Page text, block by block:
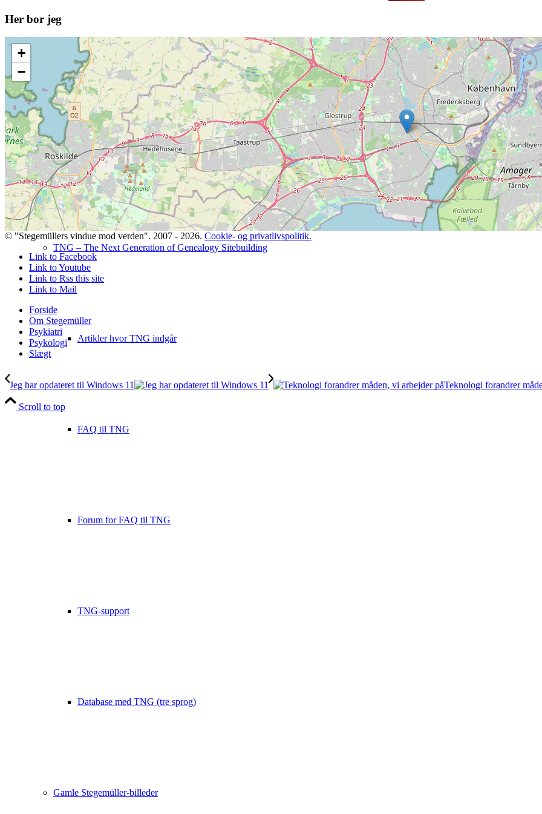
Bidrag selv til Sprogdatabasen
SLÆGT
TNG – The Next Generation of Genealogy Sitebuilding
Artikler hvor TNG indgår
FAQ til TNG
Forum for FAQ til TNG
TNG-support
Database med TNG (tre sprog)
Gamle Stegemüller-billeder
Her bor jeg
+
−
© "Stegemüllers vindue mod verden". 2007 - 2026. Cookie- og privatlivspolitik.
Link to Facebook
Link to Youtube
Link to Rss this site
Link to Mail
Forside
Om Stegemüller
Psykiatri
Psykologi
Slægt
Jeg har opdateret til Windows 11 Teknologi forandrer
Scroll to top